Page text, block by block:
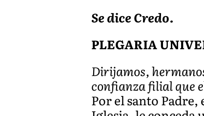
Se dice Credo.
PLEGARIA
Dirijamos,
confianza filial que
Por el santo